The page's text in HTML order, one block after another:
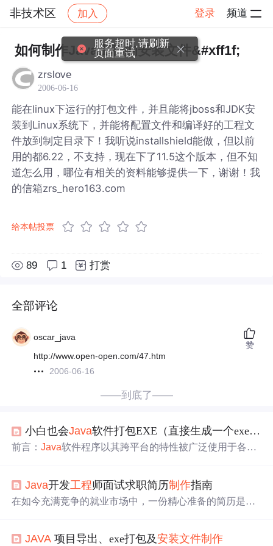
非技术区 加入 登录 频道
社区 非技术区 帖子详情
如何制作Java工程的安装文件&#xff1f;
zrslove
2006-06-16
能在linux下运行的打包文件，并且能将jboss和JDK安
装到Linux系统下，并能将配置文件和编译好的工程文
件放到制定目录下！我听说installshield能做，但以前
用的都6.22，不支持，现在下了11.5这个版本，但不知
道怎么用，哪位有相关的资料能够提供一下，谢谢！我
的信箱zrs_hero163.com
给本帖投票
89 1 打赏
全部评论
oscar_java
http://www.open-open.com/47.htm
2006-06-16
赞
——到底了——
小白也会Java软件打包EXE（直接生成一个exe安
前言：Java软件程序以其跨平台的特性被广泛使用于各类
用，而不需要冗余的资源文件，只要一个简单的exe
件
即可安装使用。 实现以上需求，四步法： 1、Java应用
Java开发工程师面试求职简历制作指南
在如今充满竞争的就业市场中，一份精心准备的简历是开
题的能力。本章将概述如何打造一份专业的Java工程
JAVA 项目导出、exe打包及安装文件制作
服务超时,请刷新
页面重试